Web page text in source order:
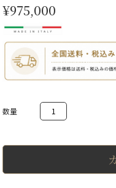
¥975,000
18
ホ
ー